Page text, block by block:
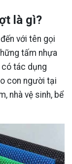
là gì?
với tên gọi
tấm nhựa
tác dụng
con người tại
nhà vệ sinh, bể